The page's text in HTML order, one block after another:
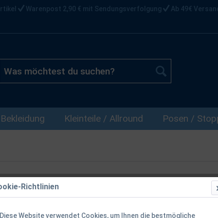
Warenpost 2,90 € mit Sendungsverfolgung Ab 49€
Bekleidung Kleinteile / Allround Posen /
Richtlinien
Diese Website verwendet Cookies, um Ihnen die bestmögliche